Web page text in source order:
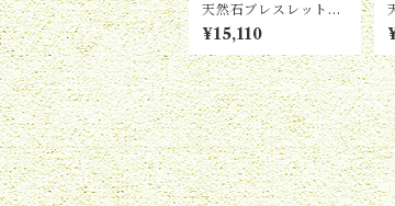
天然石ブレスレット
BY-186
¥15,110